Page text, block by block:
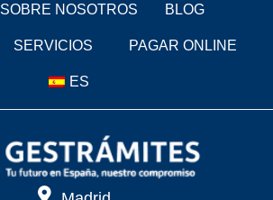
SOBRE NOSOTROS BLOG
SERVICIOS PAGAR ONLINE
ES